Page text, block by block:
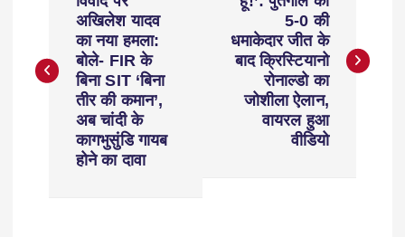
अखिलेश यादव
का नया हमला:
बोले- FIR के
बिना SIT ‘बिना
तीर की कमान’,
अब चांदी के
कागभुसुंडि गायब
होने का दावा
5-0 की
धमाकेदार जीत के
बाद क्रिस्टियानो
रोनाल्डो का
जोशीला ऐलान,
वायरल हुआ
वीडियो